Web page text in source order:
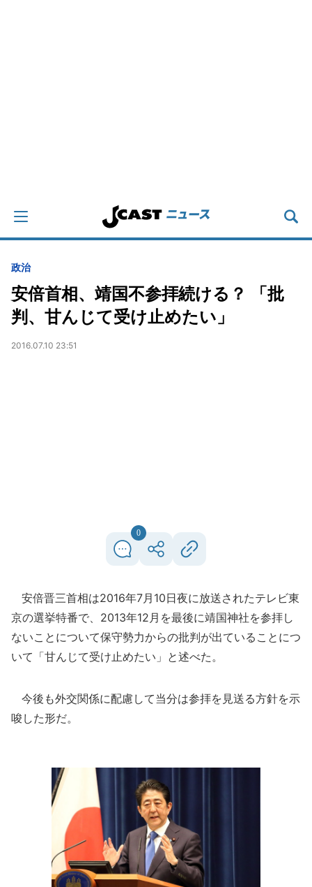
政治
安倍首相、靖国不参拝続ける？ 「批
判、甘んじて受け止めたい」
2016.07.10 23:51
0
安倍晋三首相は2016年7月10日夜に放送されたテレビ東
京の選挙特番で、2013年12月を最後に靖国神社を参拝し
ないことについて保守勢力からの批判が出ていることにつ
いて「甘んじて受け止めたい」と述べた。
今後も外交関係に配慮して当分は参拝を見送る方針を示
唆した形だ。